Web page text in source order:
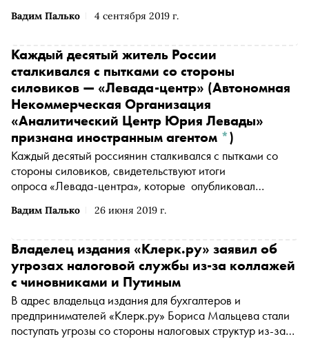
Вадим Палько 4 сентября 2019 г.
иностранным агентом*)со ссылкой на работников
Вадим Палько 26 июня 2019 г.
Каждый десятый житель России
сталкивался с пытками со стороны
силовиков — «Левада-центр» (Автономная
Некоммерческая Организация
«Аналитический Центр Юрия Левады»
признана иностранным агентом *)
Каждый десятый россиянин сталкивался с пытками со
стороны силовиков, свидетельствуют итоги
опроса «Левада-центра», которые опубликовал
Владелец издания «Клерк.ру» заявил об
угрозах налоговой службы из-за коллажей
с чиновниками и Путиным
В адрес владельца издания для бухгалтеров и
предпринимателей «Клерк.ру» Бориса Мальцева стали
поступать угрозы со стороны налоговых структур из-за